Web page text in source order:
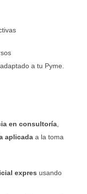
a tu Pyme.
en consultoría
aplicada a la toma
expres usando